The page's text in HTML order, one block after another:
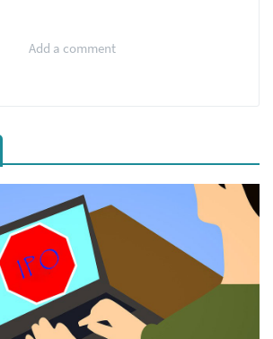
Add a comment